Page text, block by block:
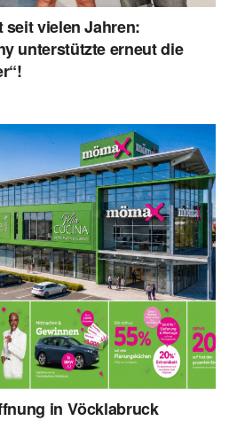
seit vielen Jahren:
unterstützte erneut die
in Vöcklabruck